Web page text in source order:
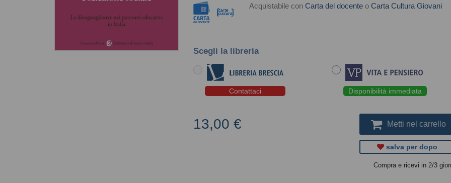
Acquistabile con Carta del docente o Carta Cultura Giovani
Scegli la libreria
Contattaci Disponibilità immediata
13,00 € Metti nel carrello
salva per dopo
Compra e ricevi in 2/3